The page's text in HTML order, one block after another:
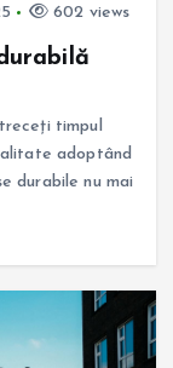
602 views
timpul
adoptând
durabile nu mai